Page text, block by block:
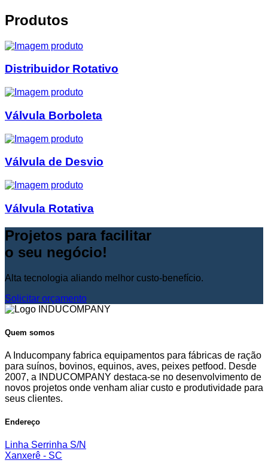
Produtos
Distribuidor Rotativo
Válvula Borboleta
Válvula de Desvio
Válvula Rotativa
Projetos para facilitar
o seu negócio!
Alta tecnologia aliando melhor custo-benefício.
Solicitar orçamento
Quem somos
A Inducompany fabrica equipamentos para fábricas de ração
para suínos, bovinos, equinos, aves, peixes petfood. Desde
2007, a INDUCOMPANY destaca-se no desenvolvimento de
novos projetos onde venham aliar custo e produtividade para
seus clientes.
Endereço
Linha Serrinha S/N
Xanxerê - SC